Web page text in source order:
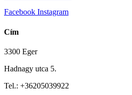
Facebook Instagram
Cím
3300 Eger
Hadnagy utca 5.
Tel.: +36205039922